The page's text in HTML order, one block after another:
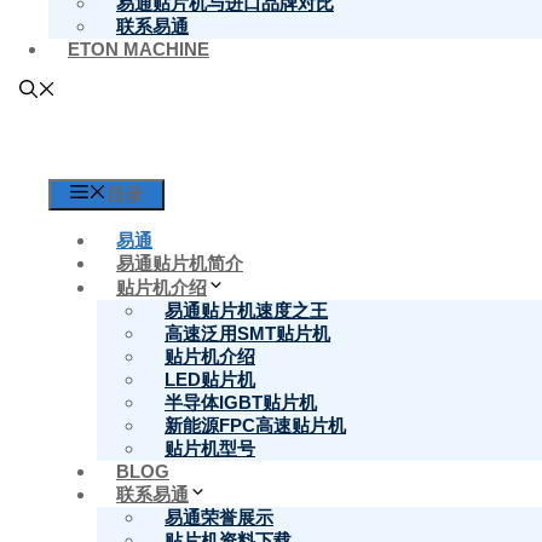
联系易通
ETON MACHINE
目录
易通
易通贴片机简介
贴片机介绍
易通贴片机速度之王
高速泛用SMT贴片机
贴片机介绍
LED贴片机
半导体IGBT贴片机
新能源FPC高速贴片机
贴片机型号
BLOG
联系易通
易通荣誉展示
SMT贴片机厂家
SMT贴片机厂家国产贴片机第一品牌易通贴片机专
片机，新能源FPC高速贴片机的研发，生产，销售
设备公司生产的国产超高速贴片机在全世界处于领
贴片机选型